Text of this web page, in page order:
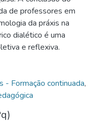
de professores em
da práxis na
dialético é uma
e reflexiva.
- Formação continuada,